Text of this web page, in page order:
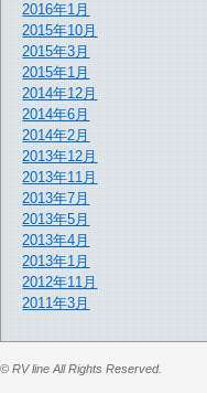
2016年1月
2015年10月
2015年3月
2015年1月
2014年12月
2014年6月
2014年2月
2013年12月
2013年11月
2013年7月
2013年5月
2013年4月
2013年1月
2012年11月
2011年3月
© RV line All Rights Reserved.